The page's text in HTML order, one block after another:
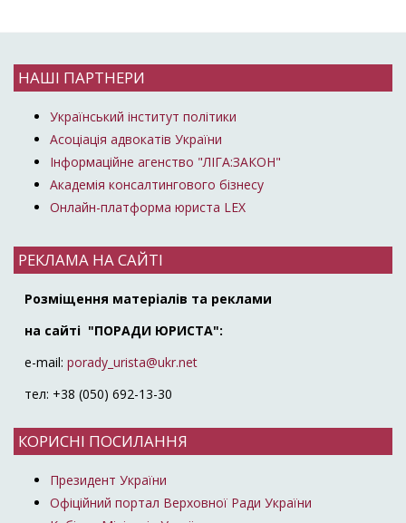
НАШІ ПАРТНЕРИ
Український інститут політики
Асоціація адвокатів України
Інформаційне агенство "ЛІГА:ЗАКОН"
Академія консалтингового бізнесу
Онлайн-платформа юриста LEX
РЕКЛАМА НА САЙТІ
Розміщення матеріалів та реклами
на сайті "ПОРАДИ ЮРИСТА":
e-mail: porady_urista@ukr.net
тел: +38 (050) 692-13-30
КОРИСНІ ПОСИЛАННЯ
Президент України
Офіційний портал Верховної Ради України